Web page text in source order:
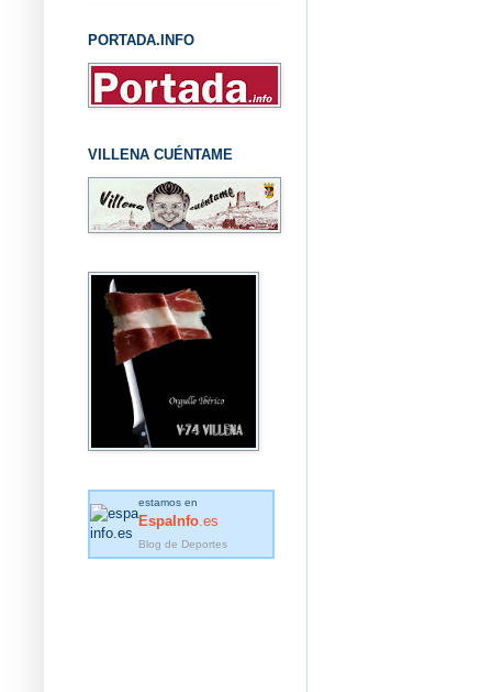
PORTADA.INFO
VILLENA CUÉNTAME
estamos en
EspaInfo .es
Blog de Deportes